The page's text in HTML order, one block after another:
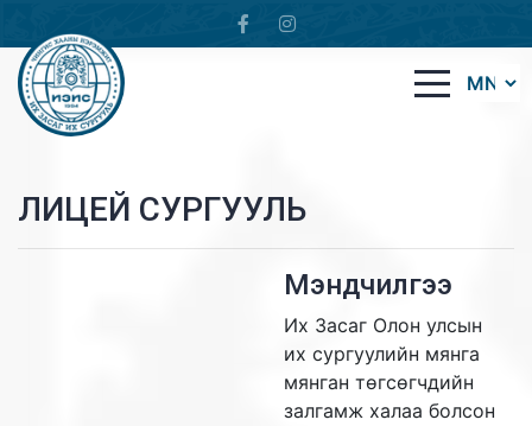
ЛИЦЕЙ СУРГУУЛЬ
Мэндчилгээ
Их Засаг Олон улсын
их сургуулийн мянга
мянган төгсөгчдийн
залгамж халаа болсон